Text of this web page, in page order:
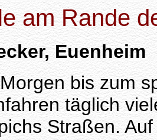
am Rande
Euenheim
bis zum
täglich
Straßen.